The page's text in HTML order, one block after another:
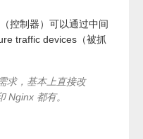
控制器）可以通过中间
traffic devices（被抓
求，基本上直接改
Nginx 都有。